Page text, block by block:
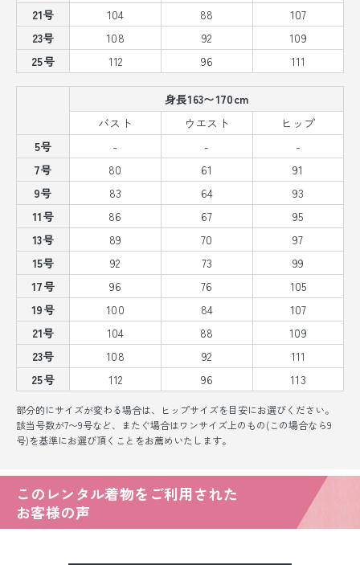
21号
104 88
107
23号
108 92
109
25号
112 96 111
身長163〜170cm
バスト
ウエスト
ヒップ
5号
- -
-
7号
80 61
91
9号
83 64
93
11号
86 67
95
13号
89 70
97
15号
92 73
99
17号
96 76
105
19号
100 84
107
21号
104 88
109
23号
108 92
111
25号
112 96 113
部分的にサイズが変わる場合は、ヒップサイズを目安にお選びください。
該当号数が7〜9号など、またぐ場合はワンサイズ上のもの(この場合なら9
号)を基準にお選び頂くことをお薦めいたします。
このレンタル着物をご利用された
お客様の声